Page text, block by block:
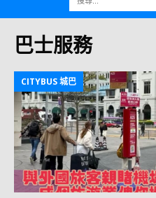
巴士服務
CITYBUS 城巴